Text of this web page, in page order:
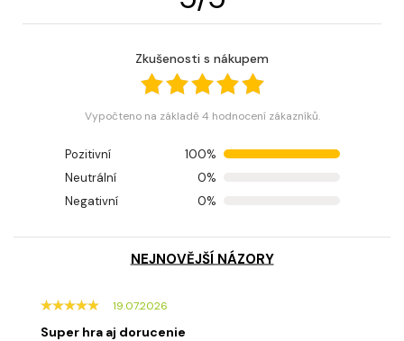
Zkušenosti s nákupem
Vypočteno na základě 4 hodnocení zákazníků.
Pozitivní
100%
Neutrální
0%
Negativní
0%
NEJNOVĚJŠÍ NÁZORY
19.07.2026
Super hra aj dorucenie